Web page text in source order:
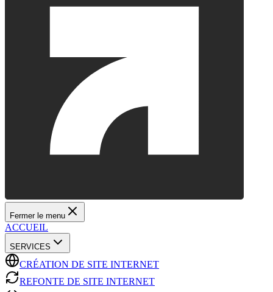
Fermer le menu
ACCUEIL
SERVICES
CRÉATION DE SITE INTERNET
REFONTE DE SITE INTERNET